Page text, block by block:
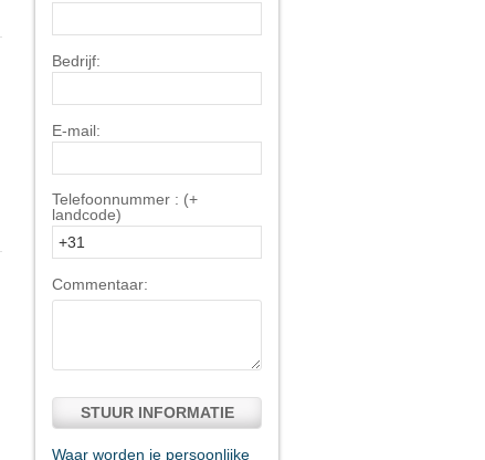
Bedrijf:
E-mail:
Telefoonnummer : (+
landcode)
Commentaar:
STUUR INFORMATIE
Waar worden je persoonlijke